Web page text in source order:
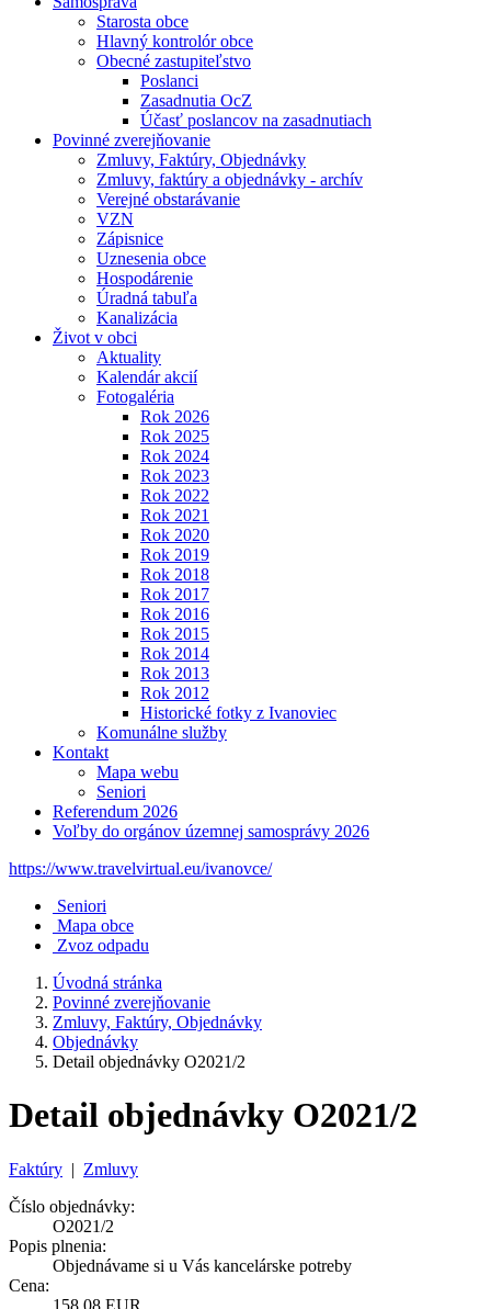
Starosta obce
Hlavný kontrolór obce
Obecné zastupiteľstvo
Poslanci
Zasadnutia OcZ
Účasť poslancov na zasadnutiach
Povinné zverejňovanie
Zmluvy, Faktúry, Objednávky
Zmluvy, faktúry a objednávky - archív
Verejné obstarávanie
VZN
Zápisnice
Uznesenia obce
Hospodárenie
Úradná tabuľa
Kanalizácia
Život v obci
Aktuality
Kalendár akcií
Fotogaléria
Rok 2026
Rok 2025
Rok 2024
Rok 2023
Rok 2022
Rok 2021
Rok 2020
Rok 2019
Rok 2018
Rok 2017
Rok 2016
Rok 2015
Rok 2014
Rok 2013
Rok 2012
Historické fotky z Ivanoviec
Komunálne služby
Kontakt
Mapa webu
Seniori
Referendum 2026
Voľby do orgánov územnej samosprávy 2026
https://www.travelvirtual.eu/ivanovce/
Seniori
Mapa obce
Zvoz odpadu
Úvodná stránka
Povinné zverejňovanie
Zmluvy, Faktúry, Objednávky
Objednávky
Detail objednávky O2021/2
Detail objednávky O2021/2
Faktúry | Zmluvy
Číslo objednávky:
O2021/2
Popis plnenia:
Objednávame si u Vás kancelárske potreby
Cena:
158,08 EUR